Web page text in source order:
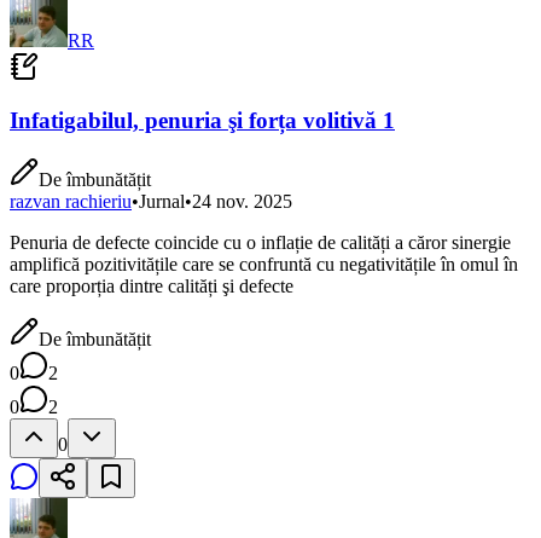
RR
Infatigabilul, penuria şi forța volitivă 1
De îmbunătățit
razvan rachieriu•Jurnal•24 nov. 2025
Penuria de defecte coincide cu o inflație de calități a căror sinergie
amplifică pozitivitățile care se confruntă cu negativitățile în omul în
care proporția dintre calități şi defecte
De îmbunătățit
0
2
0
2
0